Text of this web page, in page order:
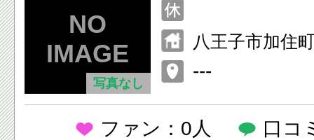
写真なし
八王子市加住
---
ファン：0人 口コ